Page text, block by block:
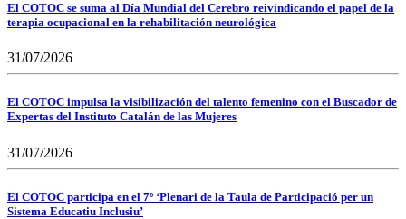
El COTOC se suma al Día Mundial del Cerebro reivindicando el papel de la
terapia ocupacional en la rehabilitación neurológica
31/07/2026
El COTOC impulsa la visibilización del talento femenino con el Buscador de
Expertas del Instituto Catalán de las Mujeres
31/07/2026
El COTOC participa en el 7º ‘Plenari de la Taula de Participació per un
Sistema Educatiu Inclusiu’